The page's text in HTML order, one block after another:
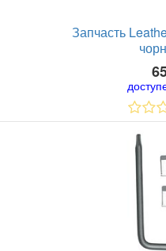
Запчасть